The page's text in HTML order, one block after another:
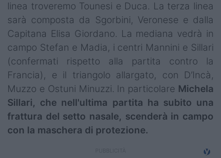
linea troveremo Tounesi e Duca. La terza linea
sarà composta da Sgorbini, Veronese e dalla
Capitana Elisa Giordano. La mediana vedrà in
campo Stefan e Madia, i centri Mannini e Sillari
(confermati rispetto alla partita contro la
Francia), e il triangolo allargato, con D’Incà,
Muzzo e Ostuni Minuzzi. In particolare Michela
Sillari, che nell'ultima partita ha subito una
frattura del setto nasale, scenderà in campo
con la maschera di protezione.